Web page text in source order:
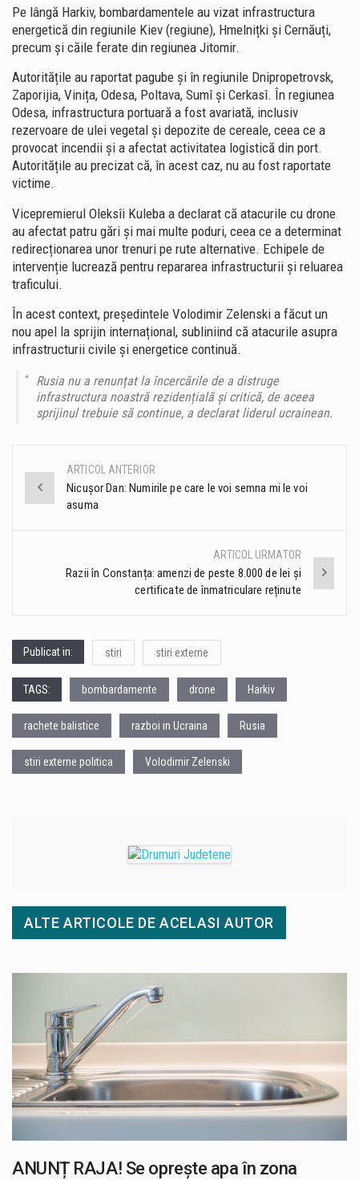
Pe lângă Harkiv, bombardamentele au vizat infrastructura
energetică din regiunile Kiev (regiune), Hmelnițki și Cernăuți,
precum și căile ferate din regiunea Jitomir.
Autoritățile au raportat pagube și în regiunile Dnipropetrovsk,
Zaporijia, Vinița, Odesa, Poltava, Sumîși Cerkasî. În regiunea
Odesa, infrastructura portuară a fost avariată, inclusiv
rezervoare de ulei vegetal și depozite de cereale, ceea ce a
provocat incendii și a afectat activitatea logistică din port.
Autoritățile au precizat că, în acest caz, nu au fost raportate
victime.
Vicepremierul Oleksîi Kuleba a declarat că atacurile cu drone
au afectat patru gări și mai multe poduri, ceea ce a determinat
redirecționarea unor trenuri pe rute alternative. Echipele de
intervenție lucrează pentru repararea infrastructurii și reluarea
traficului.
În acest context, președintele Volodimir Zelenski a făcut un
nou apel la sprijin internațional, subliniind că atacurile asupra
infrastructurii civile și energetice continuă.
Rusia nu a renunțat la încercările de a distruge
infrastructura noastră rezidențială și critică, de aceea
sprijinul trebuie să continue, a declarat liderul ucrainean.
Post
navigation
ARTICOL ANTERIOR
Nicușor Dan: Numirile pe care le voi semna mi le voi
asuma
ARTICOL URMATOR
Razii în Constanța: amenzi de peste 8.000 de lei și
certificate de înmatriculare reținute
Publicat in: stiri stiri externe
TAGS: bombardamente drone Harkiv
rachete balistice razboi in Ucraina Rusia
stiri externe politica Volodimir Zelenski
ALTE ARTICOLE DE ACELASI AUTOR
ANUNȚ RAJA! Se oprește apa în zona